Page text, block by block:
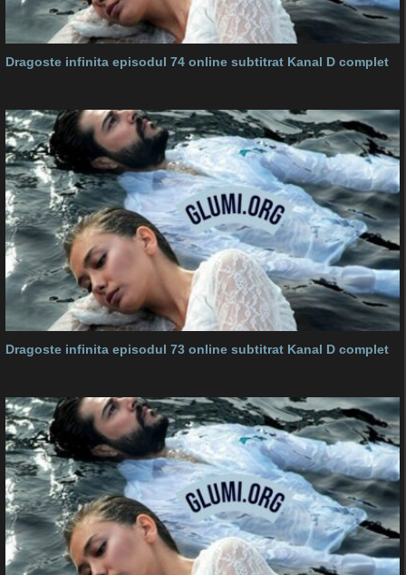
Dragoste infinita episodul 74 online subtitrat Kanal D complet
Dragoste infinita episodul 73 online subtitrat Kanal D complet